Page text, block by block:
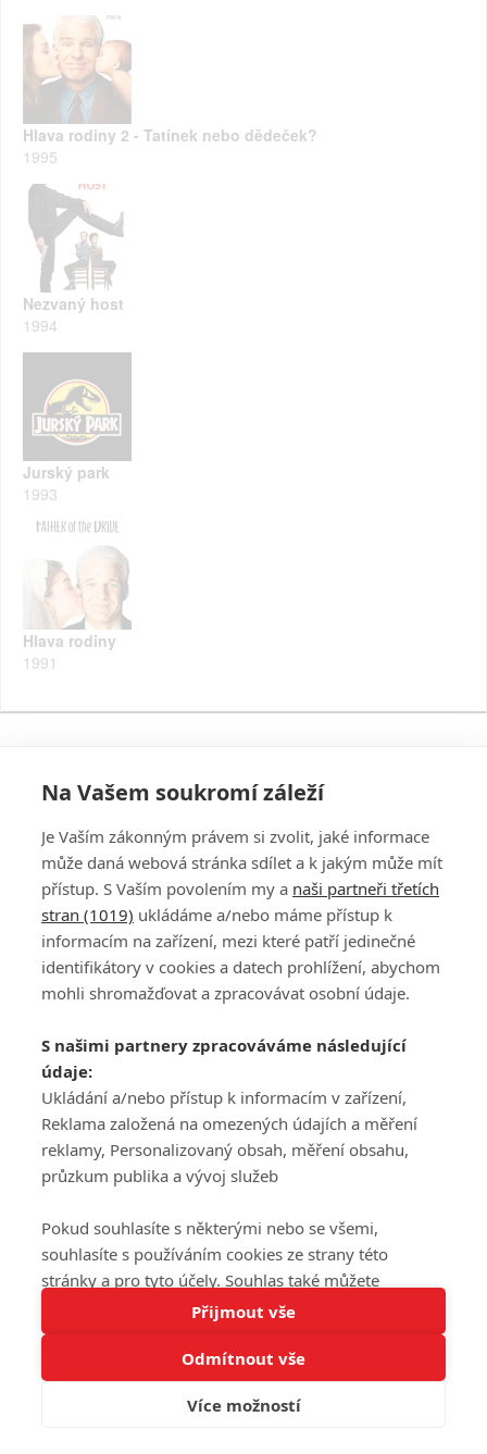
Tato stránka používá soubory cookies.
Rozumím
Hlava rodiny 2 - Tatínek nebo dědeček?
1995
Nezvaný host
1994
Jurský park
1993
Hlava rodiny
1991
PŘIHLÁSIT
REGISTROVAT
DISKUZE
Šéfredaktorkou webu jePetr Slavík, e-mailserialy@fandimefilmu.cz
Máte-li zájem o inzerci na našem webu napište nám na e-mail
studio@koncal.com
Ochrana osobních údajů|Zásady používání cookies |Pravidla webu
Upravit nastavení soukromí
© 2016 – 2026 FandimeSerialum.cz / All rights reserved /
Koncal studio s.r.o., IČO: 03604071, Lýskova 2073/57, Stodůlky, 155
Na Vašem soukromí záleží
Je Vaším zákonným právem si zvolit, jaké informace
může daná webová stránka sdílet a k jakým může mít
přístup. S Vaším povolením my a naši partneři třetích
stran (1019) ukládáme a/nebo máme přístup k
informacím na zařízení, mezi které patří jedinečné
identifikátory v cookies a datech prohlížení, abychom
mohli shromažďovat a zpracovávat osobní údaje.
S našimi partnery zpracováváme následující
údaje:
Ukládání a/nebo přístup k informacím v zařízení,
Reklama založená na omezených údajích a měření
reklamy, Personalizovaný obsah, měření obsahu,
průzkum publika a vývoj služeb
Pokud souhlasíte s některými nebo se všemi,
souhlasíte s používáním cookies ze strany této
stránky a pro tyto účely. Souhlas také můžete
odmítnout, ale v takovém případě vám na stránce
nebudou k dispozici některé personalizované funkce.
Vaše volby souhlasu se budou vztahovat pouze na
tuto webovou stránku. Vaše nastavení a odvolání
souhlasu můžete kdykoli změnit na stránce s
Přijmout vše
Odmítnout vše
Více možností